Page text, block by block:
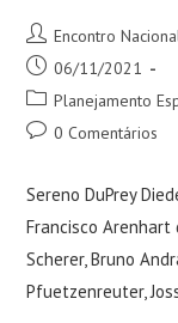
Encontro
06/11/2021
Planejamento
0 Comentários
Sereno DuPrey
Francisco Arenhart
Scherer, Bruno
Pfuetzenreuter,